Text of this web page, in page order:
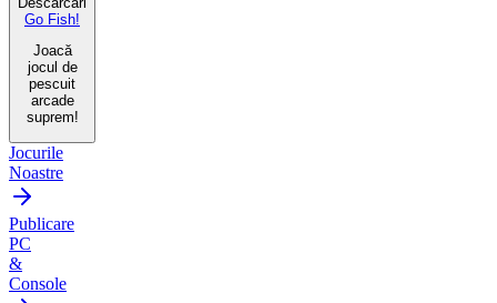
Go Fish!
Joacă
jocul de
pescuit
arcade
suprem!
Jocurile
Noastre
Publicare
PC
&
Console